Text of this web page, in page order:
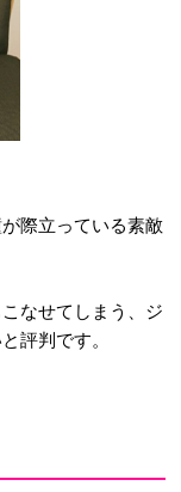
際立っている素敵
なせてしまう、ジ
評判です。